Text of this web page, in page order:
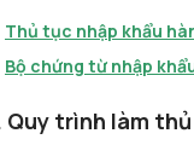
Thủ tục nhập khẩu
Bộ chứng từ nhập
Quy trình làm